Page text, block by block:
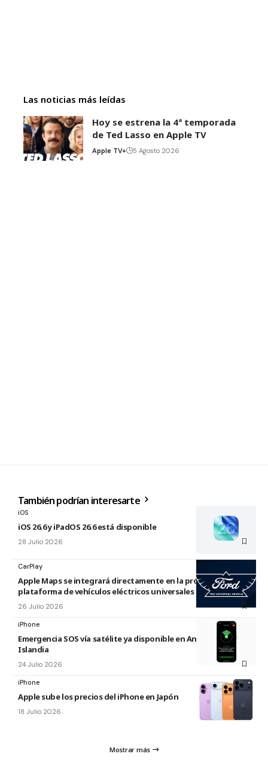
Las noticias más leídas
Hoy se estrena la 4ª temporada
de Ted Lasso en Apple TV
Apple TV+ 5 Agosto 2026
También podrían interesarte
iOS
iOS 26.6 y iPadOS 26.6 está disponible
28 Julio 2026
CarPlay
Apple Maps se integrará directamente en la próxima
plataforma de vehículos eléctricos universales de Ford
26 Julio 2026
iPhone
Emergencia SOS vía satélite ya disponible en Andorra e
Islandia
24 Julio 2026
iPhone
Apple sube los precios del iPhone en Japón
18 Julio 2026
Mostrar más